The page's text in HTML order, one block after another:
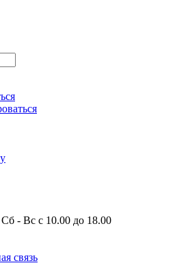
Сб - Вс с 10.00 до 18.00
связь